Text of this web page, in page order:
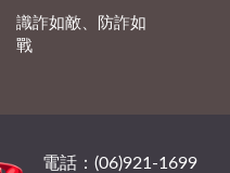
識詐如敵、防詐如
戰
電話：(06)921-1699